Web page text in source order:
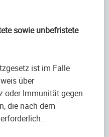
sowie unbefristete
ist im Falle
über
oder Immunität gegen
die nach dem